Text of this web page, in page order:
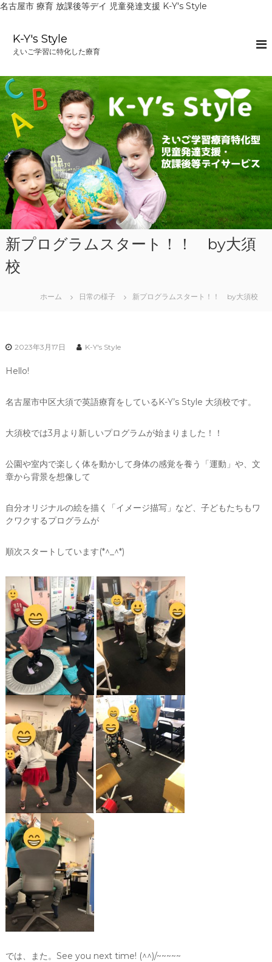
名古屋市 療育 放課後等デイ 児童発達支援 K-Y's Style
へ
ス
キ
ッ
プ
K-Y's Style
えいご学習に特化した療育
新プログラムスタート！！ by大須
校
ホーム 日常の様子 新プログラムスタート！！ by大須校
2023年3月17日 K-Y's Style
Hello!
名古屋市中区大須で英語療育をしているK-Y’s Style 大須校です。
大須校では3月より新しいプログラムが始まりました！！
公園や室内で楽しく体を動かして身体の感覚を養う「運動」や、文
章から背景を想像して
自分オリジナルの絵を描く「イメージ描写」など、子どもたちもワ
クワクするプログラムが
順次スタートしています(*^_^*)
では、また。See you next time! (^^)/~~~~~